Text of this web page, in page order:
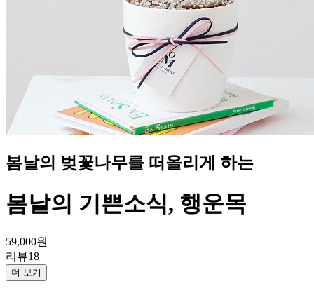
봄날의 벚꽃나무를 떠올리게 하는
봄날의 기쁜소식, 행운목
59,000원
리뷰18
더 보기